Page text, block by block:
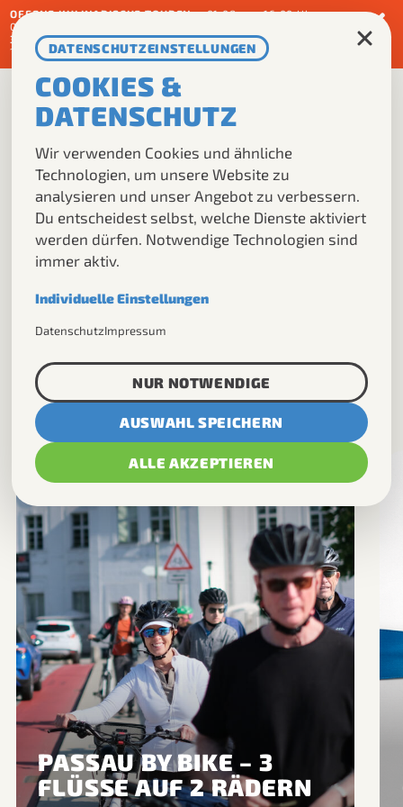
DATENSCHUTZEINSTELLUNGEN
COOKIES &
DATENSCHUTZ
Wir verwenden Cookies und ähnliche
Technologien, um unsere Website zu
analysieren und unser Angebot zu verbessern.
Du entscheidest selbst, welche Dienste aktiviert
werden dürfen. Notwendige Technologien sind
immer aktiv.
Erforderlich für den grundlegenden Betrieb
Analyse
Hilft uns zu verstehen, wie Besucher unsere
Website nutzen.
Erlaubt Dienste für Werbung und
Conversion-Messung.
Individuelle Einstellungen
DatenschutzImpressum
NUR NOTWENDIGE
AUSWAHL SPEICHERN
ALLE AKZEPTIEREN
OFFENE KULINARISCHE TOUREN:•01.08. um 16:00 Uhr•
05.09. um 10:00 Uhr
3 GÄNGE – 3 ORTE FEINSCHMECKEREDITION: 01.08. um
18:00 Uhr• 22.08. um 18:00 Uhr•05.09. um 18:00 Uhr
ANGEBOT
ÜBER UNS
DMC
ANNIKA
WEITERES ANGEBOT:
PASSAU BY BIKE – 3
FLÜSSE AUF 2 RÄDERN